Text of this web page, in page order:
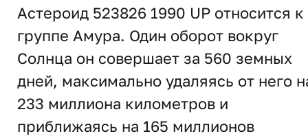
Астероид 523826 1990 UP относится к
группе Амура. Один оборот вокруг
Солнца он совершает за 560 земных
дней, максимально удаляясь от него
233 миллиона километров и
приближаясь на 165 миллионов